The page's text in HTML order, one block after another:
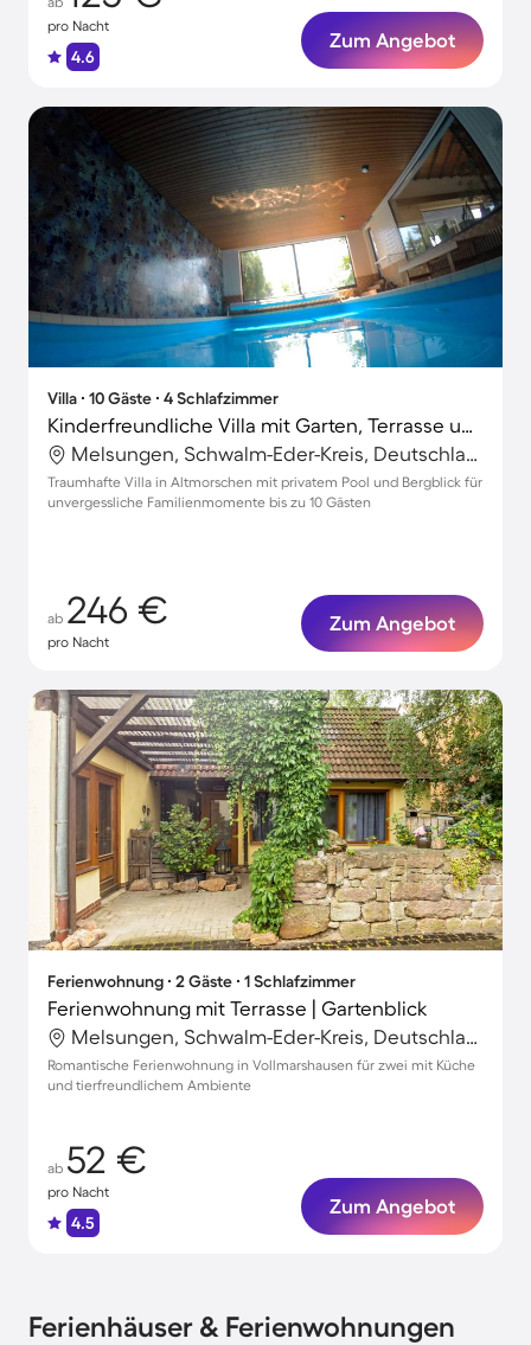
pro Nacht
4.6
Zum Angebot
Villa ∙ 10 Gäste ∙ 4 Schlafzimmer
Kinderfreundliche Villa mit Garten, Terrasse und Sauna | Poolblick
Melsungen, Schwalm-Eder-Kreis, Deutschland
Traumhafte Villa in Altmorschen mit privatem Pool und Bergblick für
unvergessliche Familienmomente bis zu 10 Gästen
ab 246 €
pro Nacht
Zum Angebot
Ferienwohnung ∙ 2 Gäste ∙ 1 Schlafzimmer
Ferienwohnung mit Terrasse | Gartenblick
Melsungen, Schwalm-Eder-Kreis, Deutschland
Romantische Ferienwohnung in Vollmarshausen für zwei mit Küche
und tierfreundlichem Ambiente
ab 52 €
pro Nacht
4.5
Zum Angebot
Ferienhäuser & Ferienwohnungen